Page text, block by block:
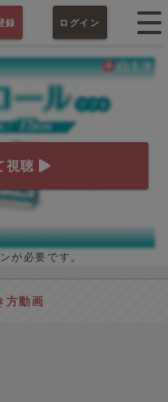
録 ログイン
視聴
が必要です。
方動画